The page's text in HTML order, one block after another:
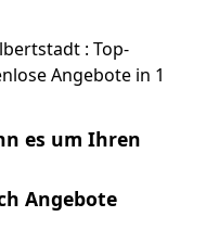
: Top-
Angebote in 1
es um Ihren
Angebote